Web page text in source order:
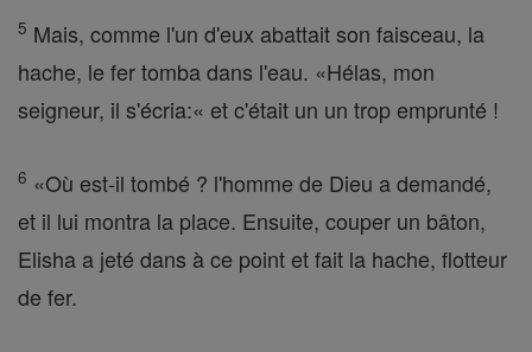
5 Mais, comme l'un d'eux abattait son faisceau, la
hache, le fer tomba dans l'eau. «Hélas, mon
seigneur, il s'écria:« et c'était un un trop emprunté !
6 «Où est-il tombé ? l'homme de Dieu a demandé,
et il lui montra la place. Ensuite, couper un bâton,
Elisha a jeté dans à ce point et fait la hache, flotteur
de fer.